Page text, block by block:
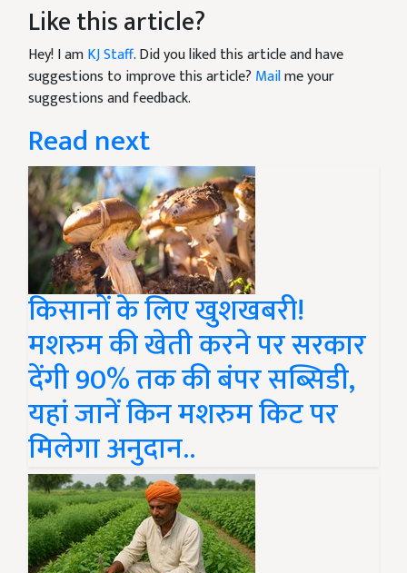
Like this article?
Hey! I amKJ Staff. Did you liked this article and have
suggestions to improve this article? Mailme your
suggestions and feedback.
Read next
किसानों के लिए खुशखबरी!
मशरुम की खेती करने पर सरकार
देंगी 90% तक की बंपर सब्सिडी,
यहां जानें किन मशरुम किट पर
मिलेगा अनुदान..